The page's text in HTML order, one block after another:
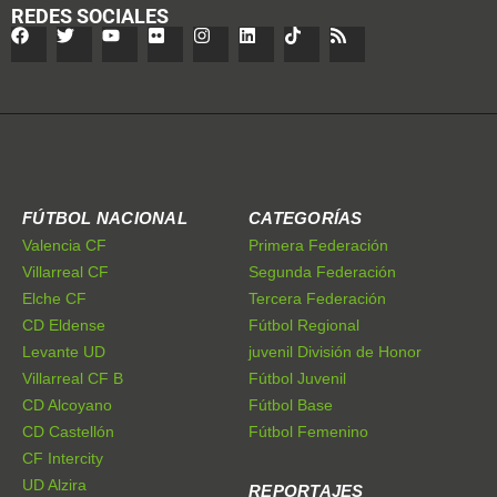
REDES SOCIALES
FÚTBOL NACIONAL
Valencia CF
Villarreal CF
Elche CF
CD Eldense
Levante UD
Villarreal CF B
CD Alcoyano
CD Castellón
CF Intercity
UD Alzira
CATEGORÍAS
Primera Federación
Segunda Federación
Tercera Federación
Fútbol Regional
juvenil División de Honor
Fútbol Juvenil
Fútbol Base
Fútbol Femenino
REPORTAJES